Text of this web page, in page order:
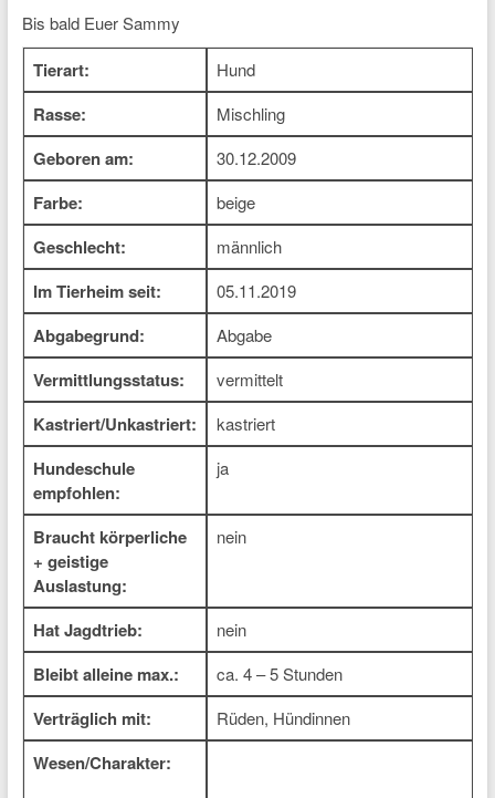
Bis bald Euer Sammy
Tierart: Hund
Rasse: Mischling
Geboren am: 30.12.2009
Farbe: beige
Geschlecht: männlich
Im Tierheim seit: 05.11.2019
Abgabegrund: Abgabe
Vermittlungsstatus: vermittelt
Kastriert/Unkastriert: kastriert
Hundeschule
empfohlen:
ja
Braucht körperliche
+ geistige
Auslastung:
nein
Hat Jagdtrieb: nein
Bleibt alleine max.: ca. 4 – 5 Stunden
Verträglich mit: Rüden, Hündinnen
Wesen/Charakter: